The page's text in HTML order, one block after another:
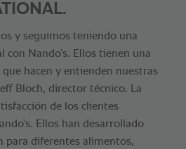
y seguimos teniendo una
con Nando’s. Ellos tienen una
hacen y entienden nuestras
Bloch, director técnico. La
de los clientes
Ellos han desarrollado
para diferentes alimentos,